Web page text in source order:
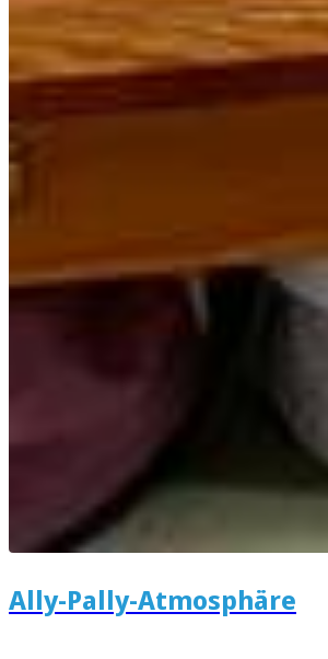
Ally-Pally-Atmosphäre